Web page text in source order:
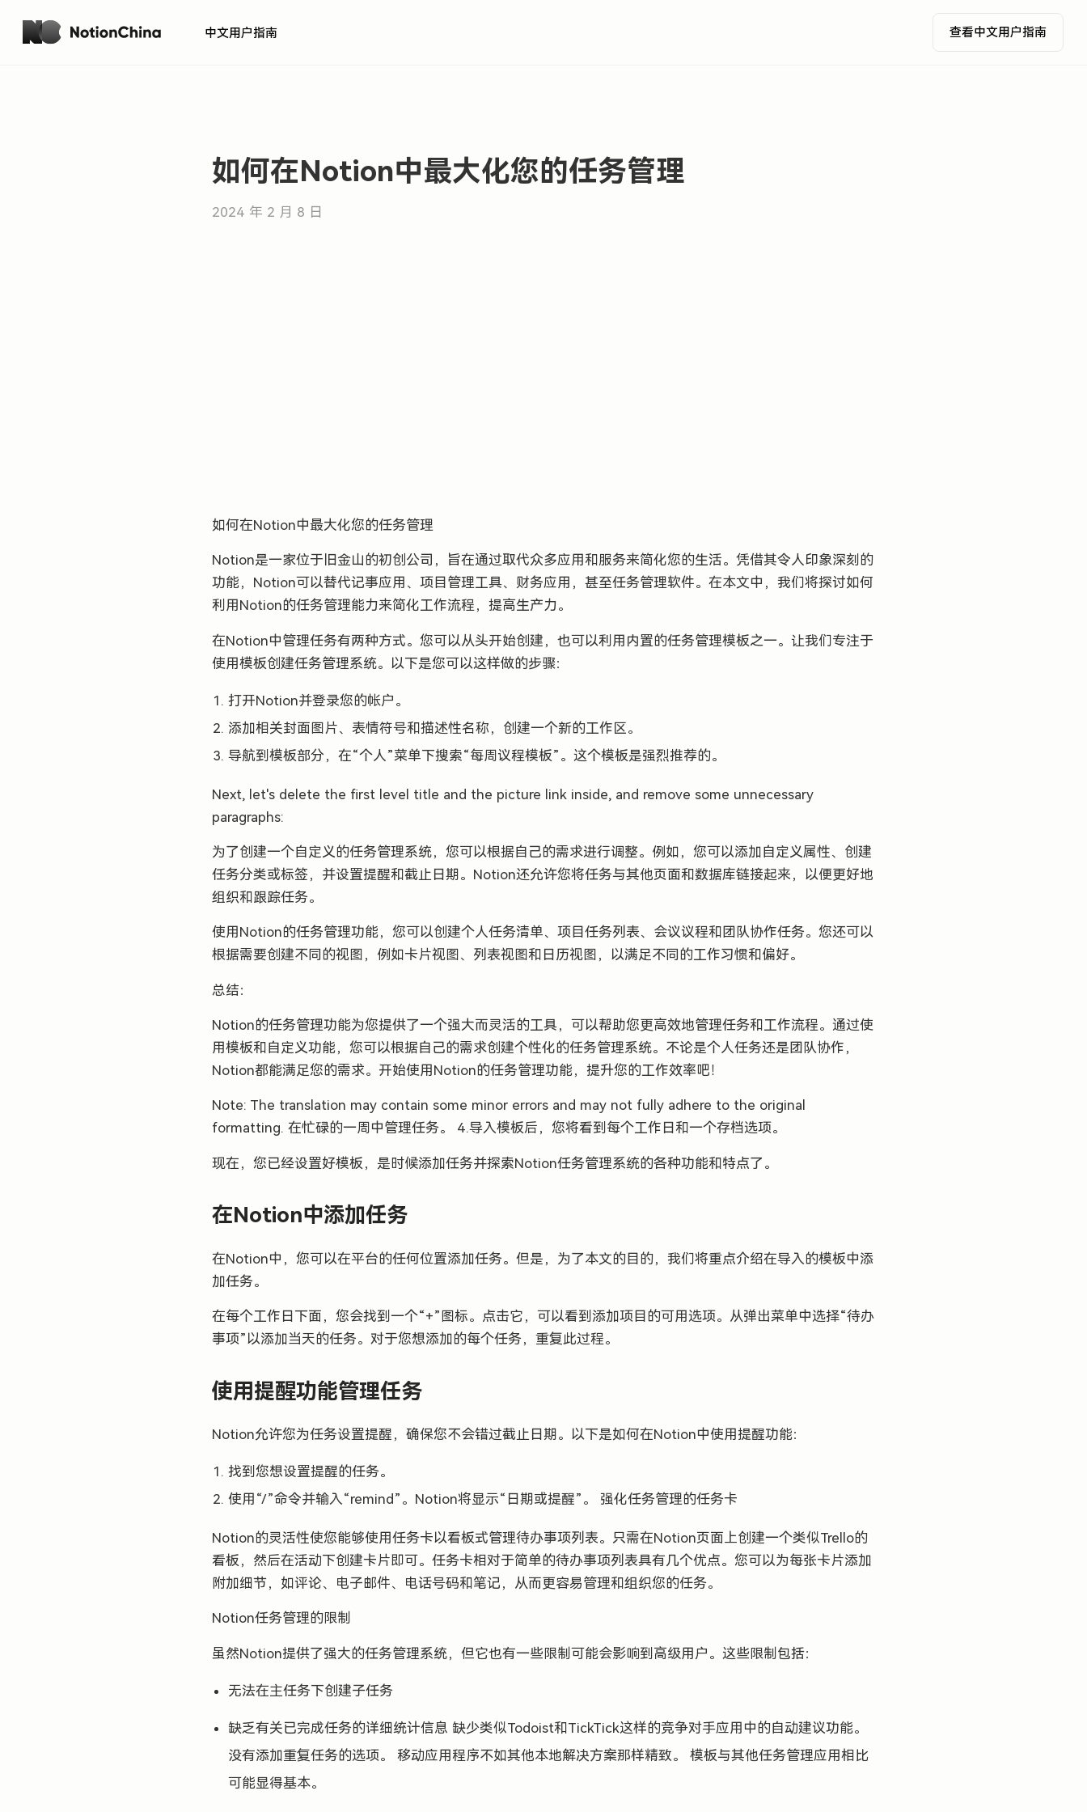
中文用户指南 查看中文用户指南
如何在Notion中最大化您的任务管理
2024 年 2 月 8 日
如何在Notion中最大化您的任务管理
Notion是一家位于旧金山的初创公司，旨在通过取代众多应用和服务来简化您的生活。凭借其令人印象深刻的
功能，Notion可以替代记事应用、项目管理工具、财务应用，甚至任务管理软件。在本文中，我们将探讨如何
利用Notion的任务管理能力来简化工作流程，提高生产力。
在Notion中管理任务有两种方式。您可以从头开始创建，也可以利用内置的任务管理模板之一。让我们专注于
使用模板创建任务管理系统。以下是您可以这样做的步骤：
打开Notion并登录您的帐户。
添加相关封面图片、表情符号和描述性名称，创建一个新的工作区。
导航到模板部分，在“个人”菜单下搜索“每周议程模板”。这个模板是强烈推荐的。
Next, let's delete the first level title and the picture link inside, and remove some unnecessary
paragraphs:
为了创建一个自定义的任务管理系统，您可以根据自己的需求进行调整。例如，您可以添加自定义属性、创建
任务分类或标签，并设置提醒和截止日期。Notion还允许您将任务与其他页面和数据库链接起来，以便更好地
组织和跟踪任务。
使用Notion的任务管理功能，您可以创建个人任务清单、项目任务列表、会议议程和团队协作任务。您还可以
根据需要创建不同的视图，例如卡片视图、列表视图和日历视图，以满足不同的工作习惯和偏好。
总结：
Notion的任务管理功能为您提供了一个强大而灵活的工具，可以帮助您更高效地管理任务和工作流程。通过使
用模板和自定义功能，您可以根据自己的需求创建个性化的任务管理系统。不论是个人任务还是团队协作，
Notion都能满足您的需求。开始使用Notion的任务管理功能，提升您的工作效率吧！
Note: The translation may contain some minor errors and may not fully adhere to the original
formatting. 在忙碌的一周中管理任务。 4.导入模板后，您将看到每个工作日和一个存档选项。
现在，您已经设置好模板，是时候添加任务并探索Notion任务管理系统的各种功能和特点了。
在Notion中添加任务
在Notion中，您可以在平台的任何位置添加任务。但是，为了本文的目的，我们将重点介绍在导入的模板中添
加任务。
在每个工作日下面，您会找到一个“+”图标。点击它，可以看到添加项目的可用选项。从弹出菜单中选择“待办
事项”以添加当天的任务。对于您想添加的每个任务，重复此过程。
使用提醒功能管理任务
Notion允许您为任务设置提醒，确保您不会错过截止日期。以下是如何在Notion中使用提醒功能：
找到您想设置提醒的任务。
使用“/”命令并输入“remind”。Notion将显示“日期或提醒”。 强化任务管理的任务卡
Notion的灵活性使您能够使用任务卡以看板式管理待办事项列表。只需在Notion页面上创建一个类似Trello的
看板，然后在活动下创建卡片即可。任务卡相对于简单的待办事项列表具有几个优点。您可以为每张卡片添加
附加细节，如评论、电子邮件、电话号码和笔记，从而更容易管理和组织您的任务。
Notion任务管理的限制
虽然Notion提供了强大的任务管理系统，但它也有一些限制可能会影响到高级用户。这些限制包括：
无法在主任务下创建子任务
缺乏有关已完成任务的详细统计信息 缺少类似Todoist和TickTick这样的竞争对手应用中的自动建议功能。
没有添加重复任务的选项。 移动应用程序不如其他本地解决方案那样精致。 模板与其他任务管理应用相比
可能显得基本。